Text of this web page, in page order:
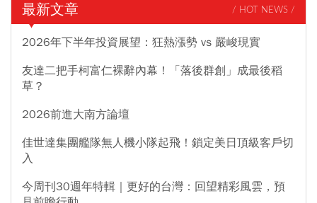
最新文章 / HOT NEWS /
2026年下半年投資展望：狂熱漲勢 vs 嚴峻現實
友達二把手柯富仁裸辭內幕！「落後群創」成最後稻
草？
2026前進大南方論壇
佳世達集團艦隊無人機小隊起飛！鎖定美日頂級客戶切
入
今周刊30週年特輯｜更好的台灣：回望精彩風雲，預